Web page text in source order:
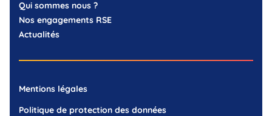
Qui sommes nous ?
Nos engagements RSE
Actualités
Mentions légales
Politique de protection des données